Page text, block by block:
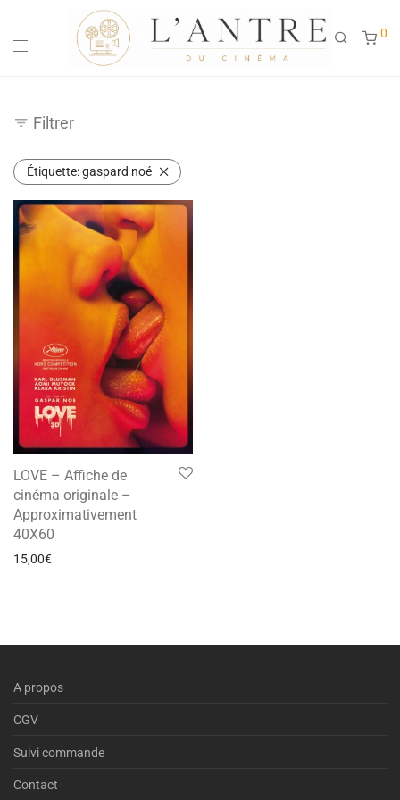
0
Filtrer
Étiquette:gaspard noé
LOVE – Affiche de
cinéma originale –
Approximativement
40X60
15,00€
A propos
CGV
Suivi commande
Contact